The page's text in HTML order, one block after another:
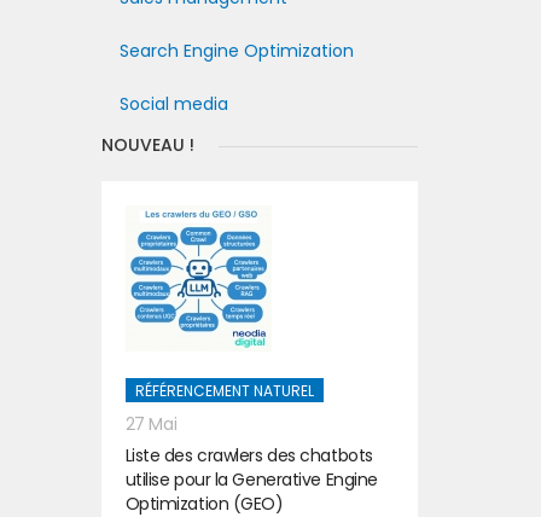
Search Engine Optimization
Social media
NOUVEAU !
RÉFÉRENCEMENT NATUREL
27 Mai
Liste des crawlers des chatbots
utilise pour la Generative Engine
Optimization (GEO)